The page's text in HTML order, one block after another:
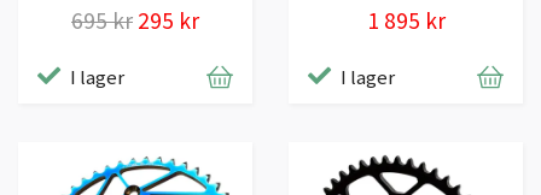
695 kr 295 kr
I lager
1 895 kr
I lager